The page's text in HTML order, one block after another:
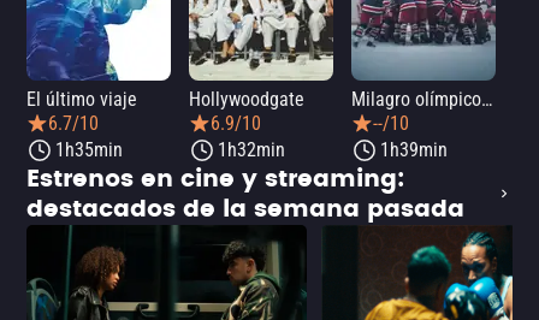
El último viaje
6.7/10
1h35min
Hollywoodgate
6.9/10
1h32min
Milagro olímpico: El equipo de hockey sobre hielo de 1980
--/10
1h39min
Estrenos en cine y streaming:
destacados de la semana pasada